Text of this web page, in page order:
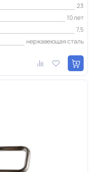
23
10 лет
7,5
нержавеющая сталь